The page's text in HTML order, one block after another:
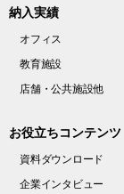
納入実績
オフィス
教育施設
店舗・公共施設他
お役立ちコンテンツ
資料ダウンロード
企業インタビュー